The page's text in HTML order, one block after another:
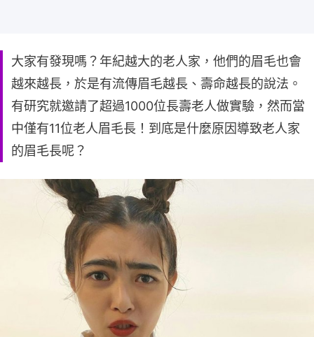
大家有發現嗎？年紀越大的老人家，他們的眉毛也會
越來越長，於是有流傳眉毛越長、壽命越長的說法。
有研究就邀請了超過1000位長壽老人做實驗，然而當
中僅有11位老人眉毛長！到底是什麼原因導致老人家
的眉毛長呢？